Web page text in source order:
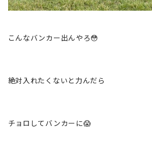
こんなバンカー出んやろ😳
絶対入れたくないと力んだら
チョロしてバンカーに😱